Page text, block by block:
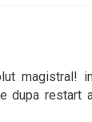
magistral!
dupa restart